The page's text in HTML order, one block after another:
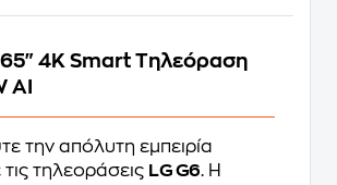
65" 4K Smart Τηλεόραση
AI
την απόλυτη εμπειρία
τηλεοράσεις LG G6. Η